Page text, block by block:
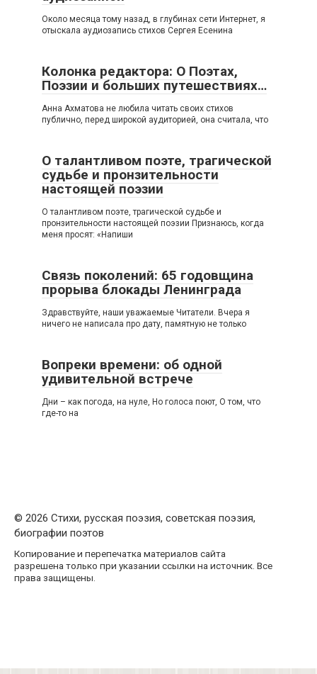
Около месяца тому назад, в глубинах сети Интернет, я
отыскала аудиозапись стихов Сергея Есенина
Колонка редактора: О Поэтах,
Поэзии и больших путешествиях…
Анна Ахматова не любила читать своих стихов
публично, перед широкой аудиторией, она считала, что
О талантливом поэте, трагической
судьбе и пронзительности
настоящей поэзии
О талантливом поэте, трагической судьбе и
пронзительности настоящей поэзии Признаюсь, когда
меня просят: «Напиши
Связь поколений: 65 годовщина
прорыва блокады Ленинграда
Здравствуйте, наши уважаемые Читатели. Вчера я
ничего не написала про дату, памятную не только
Вопреки времени: об одной
удивительной встрече
Дни – как погода, на нуле, Но голоса поют, О том, что
где-то на
© 2026 Стихи, русская поэзия, советская поэзия,
биографии поэтов
Копирование и перепечатка материалов сайта
разрешена только при указании ссылки на источник. Все
права защищены.